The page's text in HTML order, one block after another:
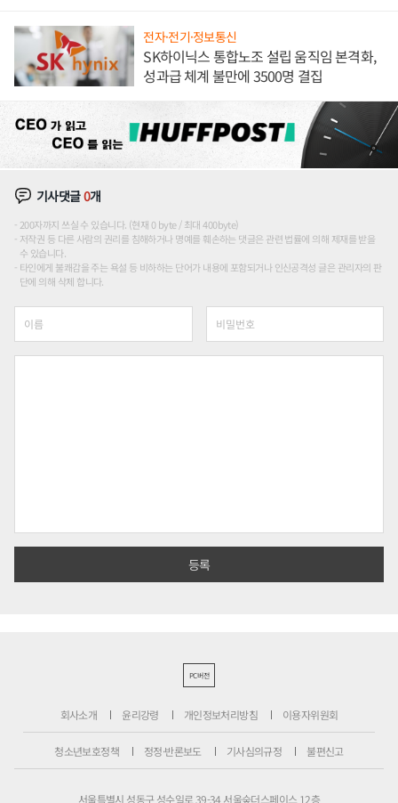
전자·전기·정보통신
SK하이닉스 통합노조 설립 움직임 본격화,
성과급 체계 불만에 3500명 결집
기사댓글0개
200자까지 쓰실 수 있습니다. (현재 0 byte / 최대 400byte)
저작권 등 다른 사람의 권리를 침해하거나 명예를 훼손하는 댓글은 관련 법률에 의해 제재를 받을
수 있습니다.
타인에게 불쾌감을 주는 욕설 등 비하하는 단어가 내용에 포함되거나 인신공격성 글은 관리자의 판
단에 의해 삭제 합니다.
PC버전
회사소개 윤리강령 개인정보처리방침 이용자위원회
청소년보호정책 정정·반론보도 기사심의규정 불편신고
서울특별시 성동구 성수일로 39-34 서울숲더스페이스 12층